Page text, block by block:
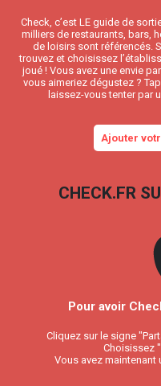
Check, c’est LE guide de
milliers de restaurants, bars,
de loisirs sont référencés.
trouvez et choisissez
joué ! Vous avez une envie
vous aimeriez dégustez ?
laissez-vous tenter par
Ajouter
CHECK.FR
Pour avoir
Cliquez sur le signe
Choisissez
Vous avez maintenant